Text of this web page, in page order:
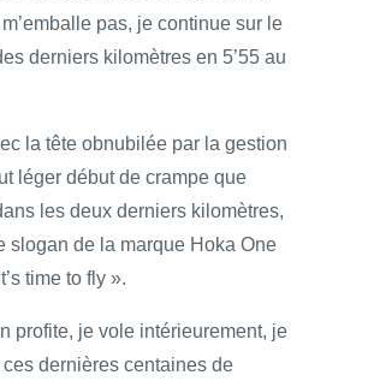
pas, je continue sur le
derniers kilomètres en 5’55 au
la tête obnubilée par la gestion
léger début de crampe que
les deux derniers kilomètres,
slogan de la marque Hoka One
time to fly ».
profite, je vole intérieurement, je
dernières centaines de